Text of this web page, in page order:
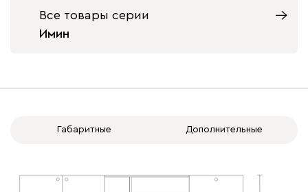
Вид направляющих
Все товары серии
Имин
Габаритные Дополнительные